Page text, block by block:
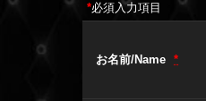
*必須入力項目
お名前/Name *